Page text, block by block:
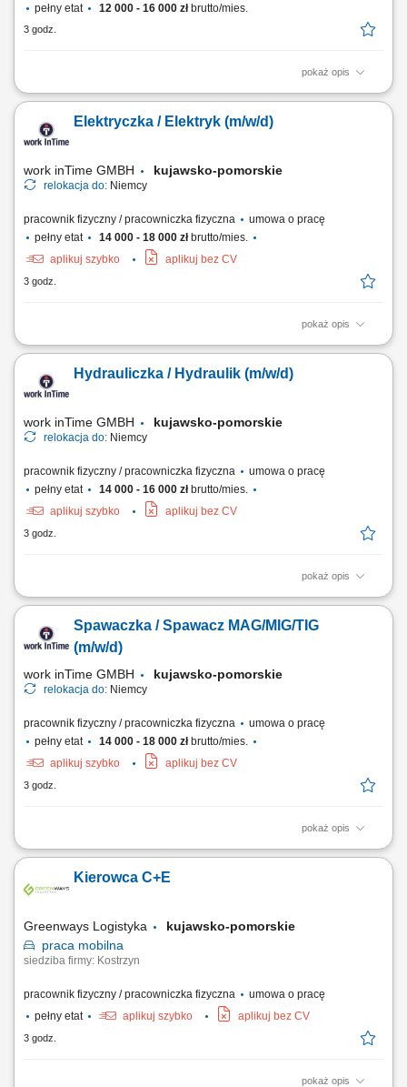
pełny etat 12 000 - 16 000 złbrutto/mies.
3 godz.
pokaż opis
To potrafisz: Spawanie metodą MAG (135) i/lub WIG (141) elementów
spawalniczych zgodnie z dokumentacją techniczną, rysunkiem
konstrukcyjnym oraz instrukcjami spawania. Przygotowywanie,
Elektryczka / Elektryk (m/w/d)
work inTime GMBH kujawsko-pomorskie
relokacja do: Niemcy
pracownik fizyczny / pracowniczka fizyczna
umowa o pracę
pełny etat
14 000 - 18 000 złbrutto/mies.
aplikuj szybko
aplikuj bez CV
3 godz.
pokaż opis
Zakres obowiązków: Montaż instalacji elektrycznych w budynkach
wymiana istniejących instalacji. Montaż i podłączanie szaf
sterowniczych. Wykonywanie prostych prac montażowych. Współpraca
Hydrauliczka / Hydraulik (m/w/d)
work inTime GMBH kujawsko-pomorskie
relokacja do: Niemcy
pracownik fizyczny / pracowniczka fizyczna
umowa o pracę
pełny etat
14 000 - 16 000 złbrutto/mies.
aplikuj szybko
aplikuj bez CV
3 godz.
pokaż opis
Zakres obowiązków: Montaż instalacji wodno-kanalizacyjnych i
nowych instalacji oraz modernizacja istniejących systemów. Montaż
armatury sanitarnej, w tym umywalek, pryszniców, wanien i toalet.
Spawaczka / Spawacz MAG/MIG/TIG
(m/w/d)
work inTime GMBH kujawsko-pomorskie
relokacja do: Niemcy
pracownik fizyczny / pracowniczka fizyczna
umowa o pracę
pełny etat
14 000 - 18 000 złbrutto/mies.
aplikuj szybko
aplikuj bez CV
3 godz.
pokaż opis
Zakres obowiązków: Wykonywanie prac spawalniczych jedną lub
lub 141 (TIG/WIG). Obróbka materiałów przed i po spawaniu. Docinanie
oraz szlifowanie elementów. Wykonywanie podstawowych prac
Kierowca C+E
Greenways Logistyka
kujawsko-pomorskie
praca mobilna
siedziba firmy: Kostrzyn
pracownik fizyczny / pracowniczka fizyczna
umowa o pracę
pełny etat
aplikuj szybko aplikuj bez CV
3 godz.
pokaż opis